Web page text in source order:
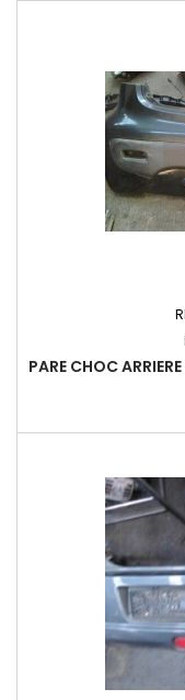
PARE CHOC